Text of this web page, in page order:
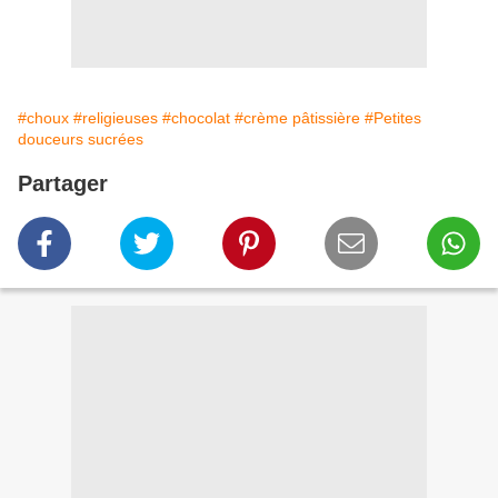
#choux #religieuses #chocolat #crème pâtissière #Petites
douceurs sucrées
Partager